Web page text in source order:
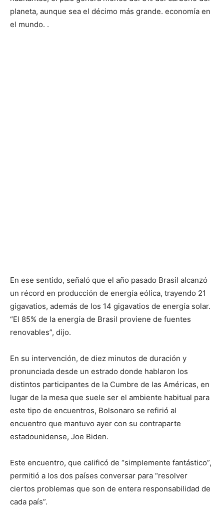
planeta, aunque sea el décimo más grande. economía en
el mundo. .
En ese sentido, señaló que el año pasado Brasil alcanzó
un récord en producción de energía eólica, trayendo 21
gigavatios, además de los 14 gigavatios de energía solar.
“El 85% de la energía de Brasil proviene de fuentes
renovables”, dijo.
En su intervención, de diez minutos de duración y
pronunciada desde un estrado donde hablaron los
distintos participantes de la Cumbre de las Américas, en
lugar de la mesa que suele ser el ambiente habitual para
este tipo de encuentros, Bolsonaro se refirió al
encuentro que mantuvo ayer con su contraparte
estadounidense, Joe Biden.
Este encuentro, que calificó de “simplemente fantástico”,
permitió a los dos países conversar para “resolver
ciertos problemas que son de entera responsabilidad de
cada país”.